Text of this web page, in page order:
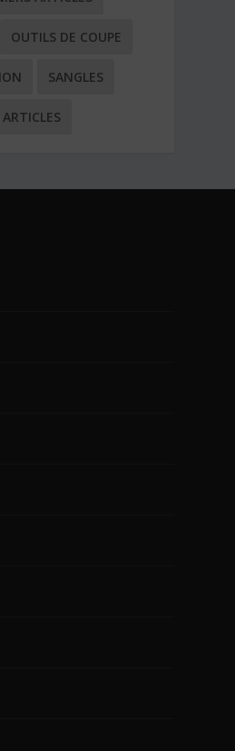
OUTILS DE COUPE
SANGLES